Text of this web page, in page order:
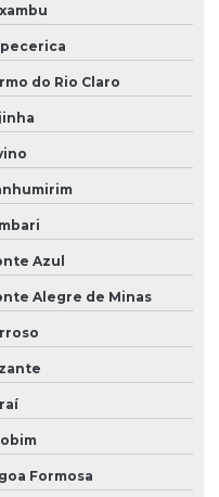
do Rio Claro
Azul
Alegre de Minas
Formosa